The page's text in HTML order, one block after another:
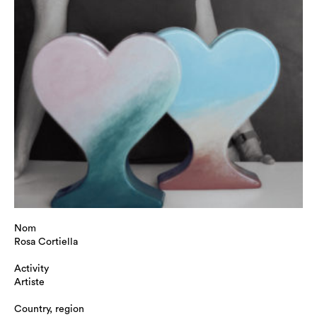
Nom
Rosa Cortiella
Activity
Artiste
Country, region